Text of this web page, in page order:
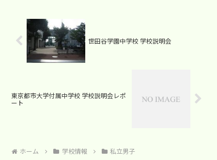
世田谷学園中学校 学校説明会
東京都市大学付属中学校 学校説明会レポ
ート
ホーム 学校情報 私立男子